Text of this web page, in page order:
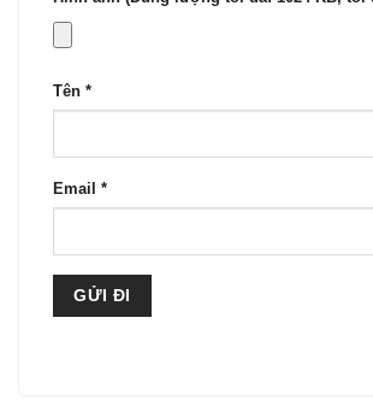
Tên *
Email *